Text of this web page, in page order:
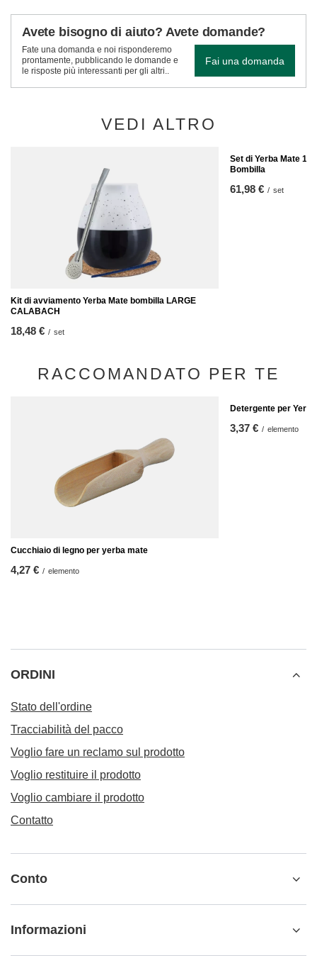
Avete bisogno di aiuto? Avete domande?
Fate una domanda e noi risponderemo
prontamente, pubblicando le domande e
le risposte più interessanti per gli altri..
Fai una domanda
VEDI ALTRO
Kit di avviamento Yerba Mate bombilla LARGE
CALABACH
18,48 € / set
Set di Yerba Mate
Bombilla
61,98 € / set
RACCOMANDATO PER TE
Cucchiaio di legno per yerba mate
4,27 € / elemento
Detergente per
3,37 € / elemento
ORDINI
Stato dell'ordine
Tracciabilità del pacco
Voglio fare un reclamo sul prodotto
Voglio restituire il prodotto
Voglio cambiare il prodotto
Contatto
Conto
Informazioni